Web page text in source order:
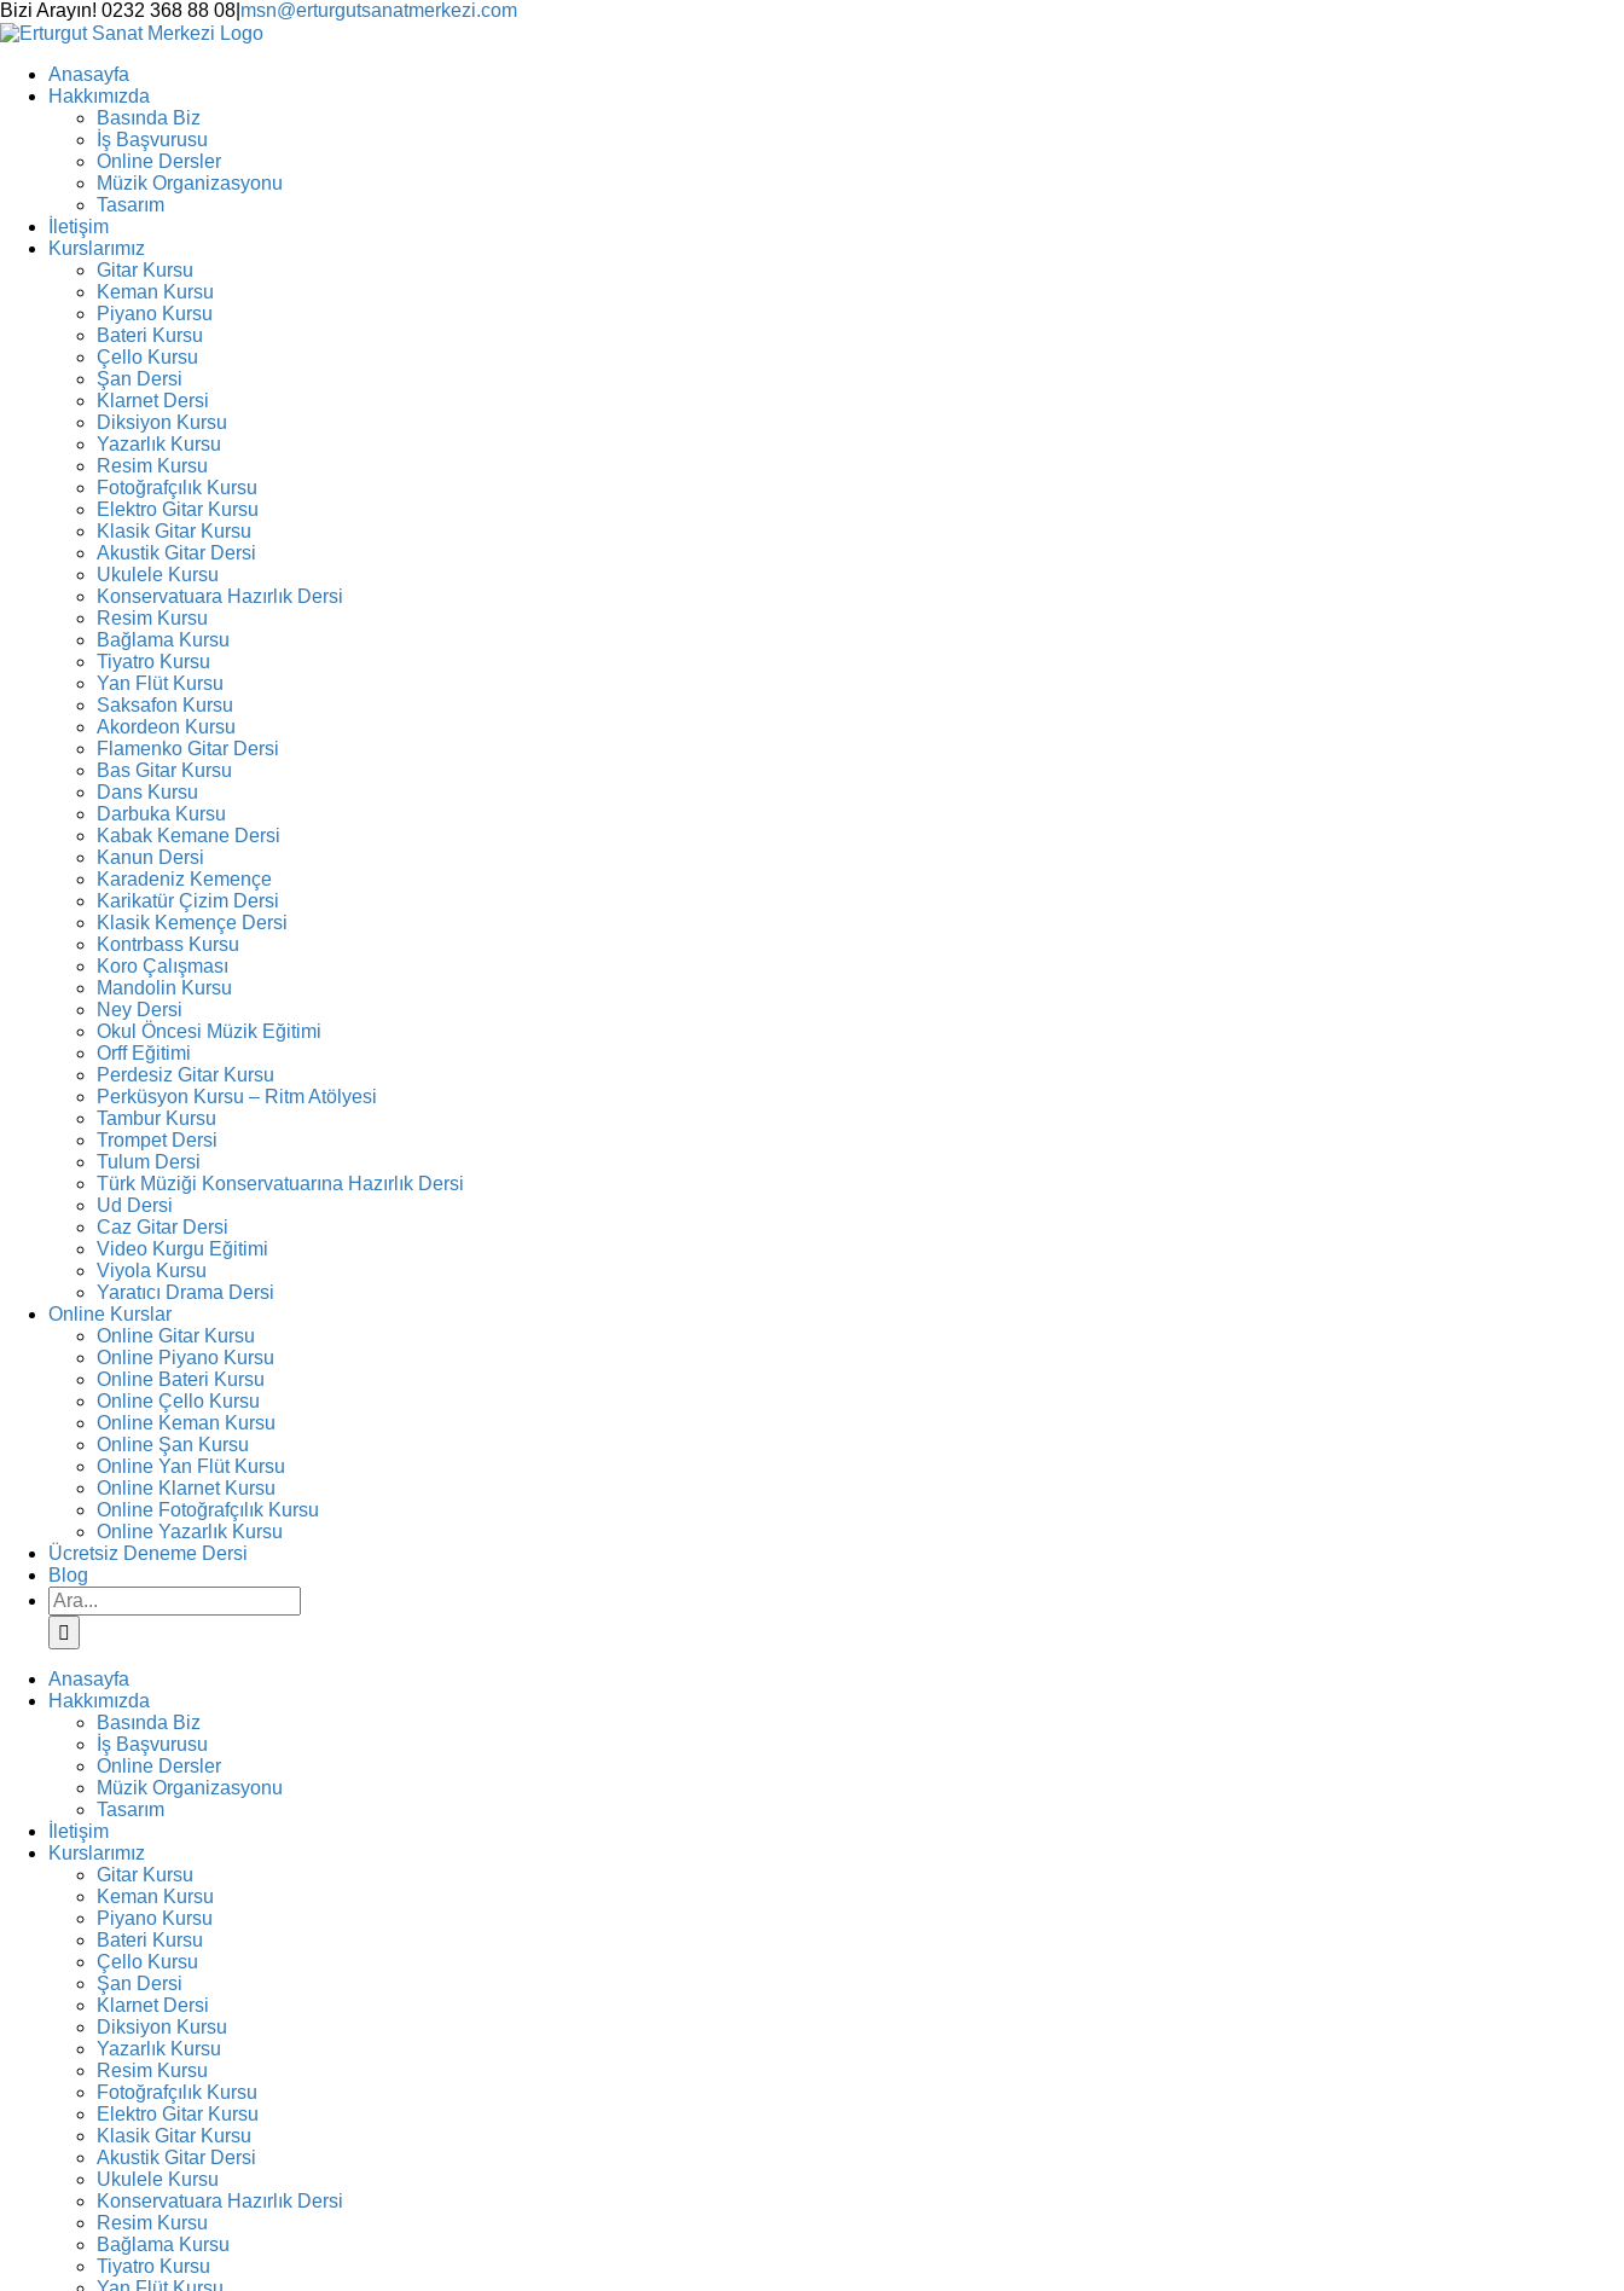
Skip
to
Bizi Arayın! 0232 368 88 08 msn@erturgutsanatmerkezi.com
Facebook
Instagram
X
YouTube
Anasayfa
Hakkımızda
Basında Biz
İş Başvurusu
Online Dersler
Müzik Organizasyonu
Tasarım
İletişim
Kurslarımız
Gitar Kursu
Keman Kursu
Piyano Kursu
Bateri Kursu
Çello Kursu
Şan Dersi
Klarnet Dersi
Diksiyon Kursu
Yazarlık Kursu
Resim Kursu
Fotoğrafçılık Kursu
Elektro Gitar Kursu
Klasik Gitar Kursu
Akustik Gitar Dersi
Ukulele Kursu
Konservatuara Hazırlık Dersi
Resim Kursu
Bağlama Kursu
Tiyatro Kursu
Yan Flüt Kursu
Saksafon Kursu
Akordeon Kursu
Flamenko Gitar Dersi
Bas Gitar Kursu
Dans Kursu
Darbuka Kursu
Kabak Kemane Dersi
Kanun Dersi
Karadeniz Kemençe
Karikatür Çizim Dersi
Klasik Kemençe Dersi
Kontrbass Kursu
Koro Çalışması
Mandolin Kursu
Ney Dersi
Okul Öncesi Müzik Eğitimi
Orff Eğitimi
Perdesiz Gitar Kursu
Perküsyon Kursu – Ritm Atölyesi
Tambur Kursu
Trompet Dersi
Tulum Dersi
Türk Müziği Konservatuarına Hazırlık Dersi
Ud Dersi
Caz Gitar Dersi
Video Kurgu Eğitimi
Viyola Kursu
Yaratıcı Drama Dersi
Online Kurslar
Online Gitar Kursu
Online Piyano Kursu
Online Bateri Kursu
Online Çello Kursu
Online Keman Kursu
Online Şan Kursu
Online Yan Flüt Kursu
Online Klarnet Kursu
Online Fotoğrafçılık Kursu
Online Yazarlık Kursu
Ücretsiz Deneme Dersi
Blog
Ara:
Anasayfa
Hakkımızda
Basında Biz
İş Başvurusu
Online Dersler
Müzik Organizasyonu
Tasarım
İletişim
Kurslarımız
Gitar Kursu
Keman Kursu
Piyano Kursu
Bateri Kursu
Çello Kursu
Şan Dersi
Klarnet Dersi
Diksiyon Kursu
Yazarlık Kursu
Resim Kursu
Fotoğrafçılık Kursu
Elektro Gitar Kursu
Klasik Gitar Kursu
Akustik Gitar Dersi
Ukulele Kursu
Konservatuara Hazırlık Dersi
Resim Kursu
Bağlama Kursu
Tiyatro Kursu